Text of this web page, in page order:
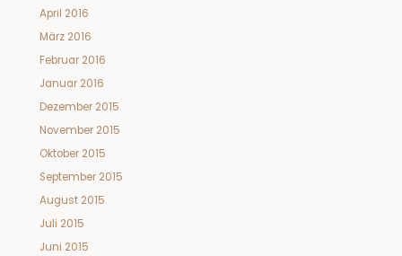
April 2016
März 2016
Februar 2016
Januar 2016
Dezember 2015
November 2015
Oktober 2015
September 2015
August 2015
Juli 2015
Juni 2015